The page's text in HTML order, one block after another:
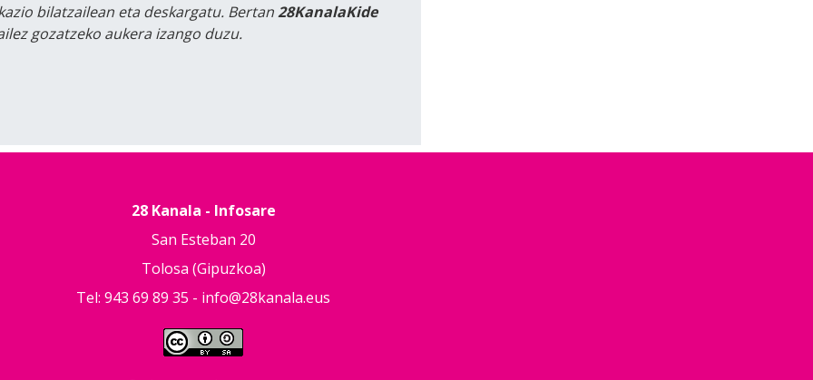
bilatzailean eta deskargatu. Bertan28KanalaKide
gozatzeko aukera izango duzu.
28 Kanala - Infosare
San Esteban 20
Tolosa (Gipuzkoa)
Tel: 943 69 89 35 - info@28kanala.eus